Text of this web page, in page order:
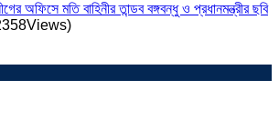
অফিসে মতি বাহিনীর তান্ডব বঙ্গবন্ধু ও প্রধানমন্ত্রীর ছবি